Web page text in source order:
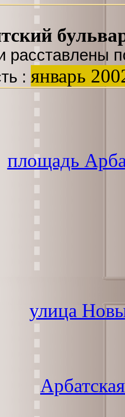
расставлены
: январь
площадь
улица